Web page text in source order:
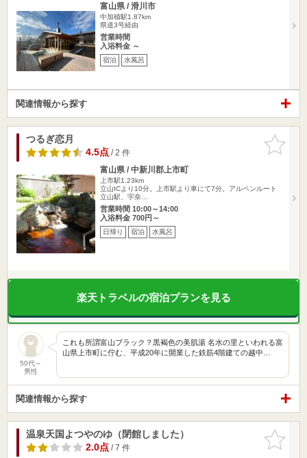
富山県 / 滑川市
中加積駅1.87km
県道3号経由
営業時間
入浴料金 ～
宿泊 水風呂
関連情報から探す
お気に入
りに追加
つるぎ恋月
4.5点/ 2 件
富山県 / 中新川郡上市町
上市駅1.23km
立山ICより10分。上市駅より車にて7分。アルペンルート
立山駅、宇奈…
営業時間 10:00～14:00
入浴料金 700円～
日帰り 宿泊 水風呂
楽天トラベルの宿泊プランを見る
50代～
男性
これも所謂富山ブラック？黒褐色の美肌湯 名水の里といわれる富
山県上市町に佇む、平成20年に開業した鉄筋4階建ての越中…
関連情報から探す
お気に入
りに追加
温泉天国よつやのゆ（閉館しました）
2.0点/ 7 件